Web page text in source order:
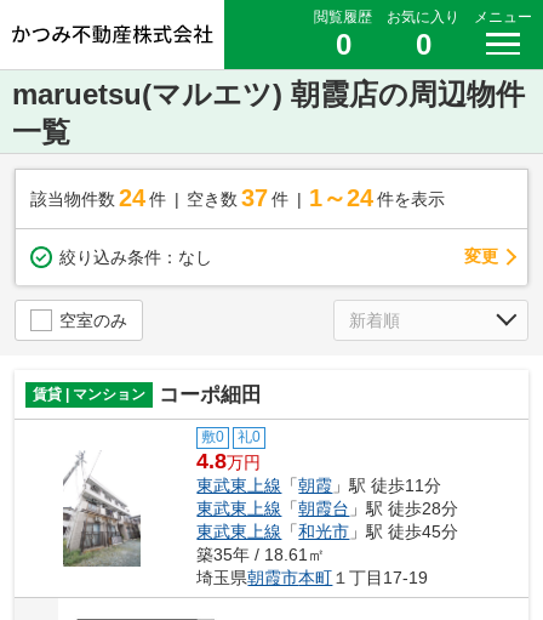
閲覧履歴
0
お気に入り
0
メニュー
maruetsu(マルエツ) 朝霞店の周辺物件
一覧
該当物件数 24件 空き数 37 件 1～24 件を表示
絞り込み条件： なし 変更
空室のみ
賃貸 | マンション コーポ細田
敷0 礼0
4.8万円
東武東上線 「朝霞 」駅 徒歩11分
東武東上線 「朝霞台 」駅 徒歩28分
東武東上線 「和光市 」駅 徒歩45分
築35年 / 18.61㎡
埼玉県朝霞市本町 １丁目17-19